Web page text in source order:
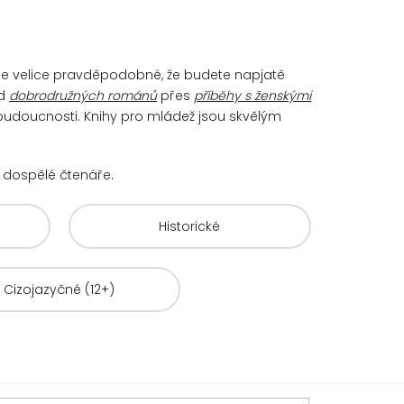
velice pravděpodobné, že budete napjatě
dobrodružných románůpřes příběhy s ženskými
Knihy pro mládež jsou skvělým
dospělé čtenáře.
Historické
Cizojazyčné (12+)